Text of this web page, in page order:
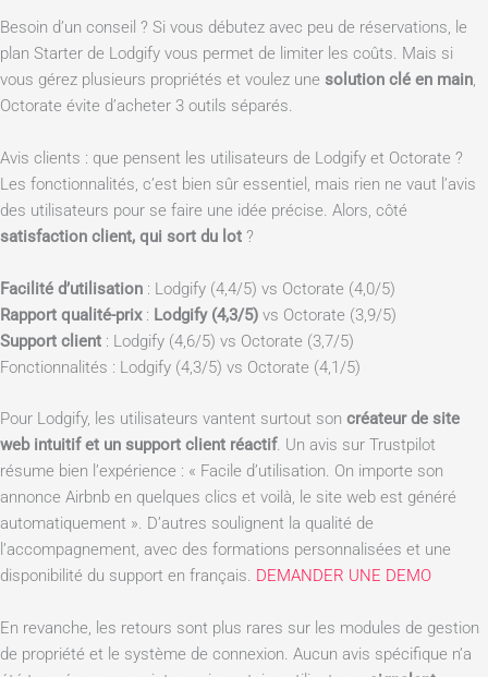
Besoin d’un conseil ? Si vous débutez avec peu de réservations, le
plan Starter de Lodgify vous permet de limiter les coûts. Mais si
vous gérez plusieurs propriétés et voulez une solution clé en main,
Octorate évite d’acheter 3 outils séparés.
Avis clients : que pensent les utilisateurs de Lodgify et Octorate ?
Les fonctionnalités, c’est bien sûr essentiel, mais rien ne vaut l’avis
des utilisateurs pour se faire une idée précise. Alors, côté
satisfaction client, qui sort du lot ?
Facilité d’utilisation : Lodgify (4,4/5) vs Octorate (4,0/5)
Rapport qualité-prix: Lodgify (4,3/5) vs Octorate (3,9/5)
Support client : Lodgify (4,6/5) vs Octorate (3,7/5)
Fonctionnalités : Lodgify (4,3/5) vs Octorate (4,1/5)
Pour Lodgify, les utilisateurs vantent surtout son créateur de site
web intuitif et un support client réactif. Un avis sur Trustpilot
résume bien l’expérience : « Facile d’utilisation. On importe son
annonce Airbnb en quelques clics et voilà, le site web est généré
automatiquement ». D’autres soulignent la qualité de
l’accompagnement, avec des formations personnalisées et une
disponibilité du support en français. DEMANDER UNE DEMO
En revanche, les retours sont plus rares sur les modules de gestion
de propriété et le système de connexion. Aucun avis spécifique n’a